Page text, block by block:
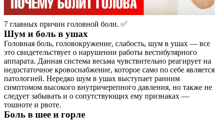
7 главных причин головной боли. ✅
Шум и боль в ушах
Головная боль, головокружение, слабость, шум в ушах ― все
это свидетельствует о нарушении работы вестибулярного
аппарата. Данная система весьма чувствительно реагирует на
недостаточное кровоснабжение, которое само по себе является
патологией. Нередко шум в ушах выступает ранним
симптомом высокого внутричерепного давления, но также не
следует забывать и о сопутствующих ему признаках ―
тошноте и рвоте.
Боль в шее и горле